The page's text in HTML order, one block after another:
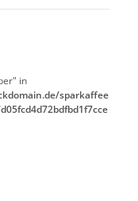
in
sparkaffee